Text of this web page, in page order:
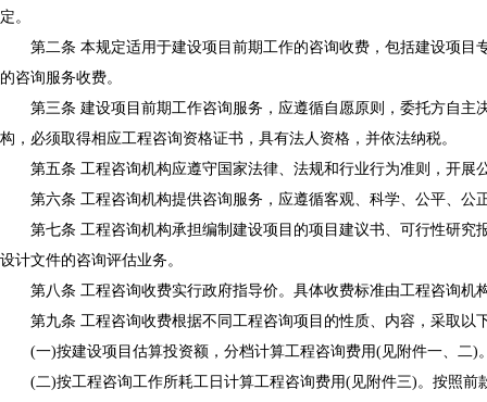
定。
第二条 本规定适用于建设项目前期工作的咨询收费，包括建设项目
的咨询服务收费。
第三条 建设项目前期工作咨询服务，应遵循自愿原则，委托方自主
构，必须取得相应工程咨询资格证书，具有法人资格，并依法纳税。
第五条 工程咨询机构应遵守国家法律、法规和行业行为准则，开展
第六条 工程咨询机构提供咨询服务，应遵循客观、科学、公平、公
第七条 工程咨询机构承担编制建设项目的项目建议书、可行性研究
设计文件的咨询评估业务。
第八条 工程咨询收费实行政府指导价。具体收费标准由工程咨询机
第九条 工程咨询收费根据不同工程咨询项目的性质、内容，采取以
(一)按建设项目估算投资额，分档计算工程咨询费用(见附件一、二)
(二)按工程咨询工作所耗工日计算工程咨询费用(见附件三)。按照前